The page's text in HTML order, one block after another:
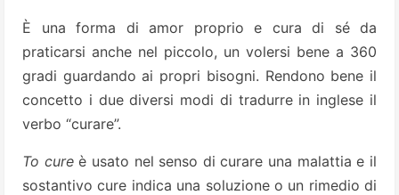
È una forma di amor proprio e cura di sé da
praticarsi anche nel piccolo, un volersi bene a 360
gradi guardando ai propri bisogni. Rendono bene il
concetto i due diversi modi di tradurre in inglese il
verbo “curare”.
To cureè usato nel senso di curare una malattia e il
sostantivo cure indica una soluzione o un rimedio di